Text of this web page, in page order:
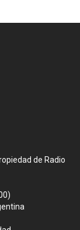
de Radio